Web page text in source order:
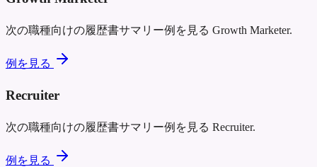
次の職種向けの履歴書サマリー例を見る Growth Marketer.
例を見る
Recruiter
次の職種向けの履歴書サマリー例を見る Recruiter.
例を見る